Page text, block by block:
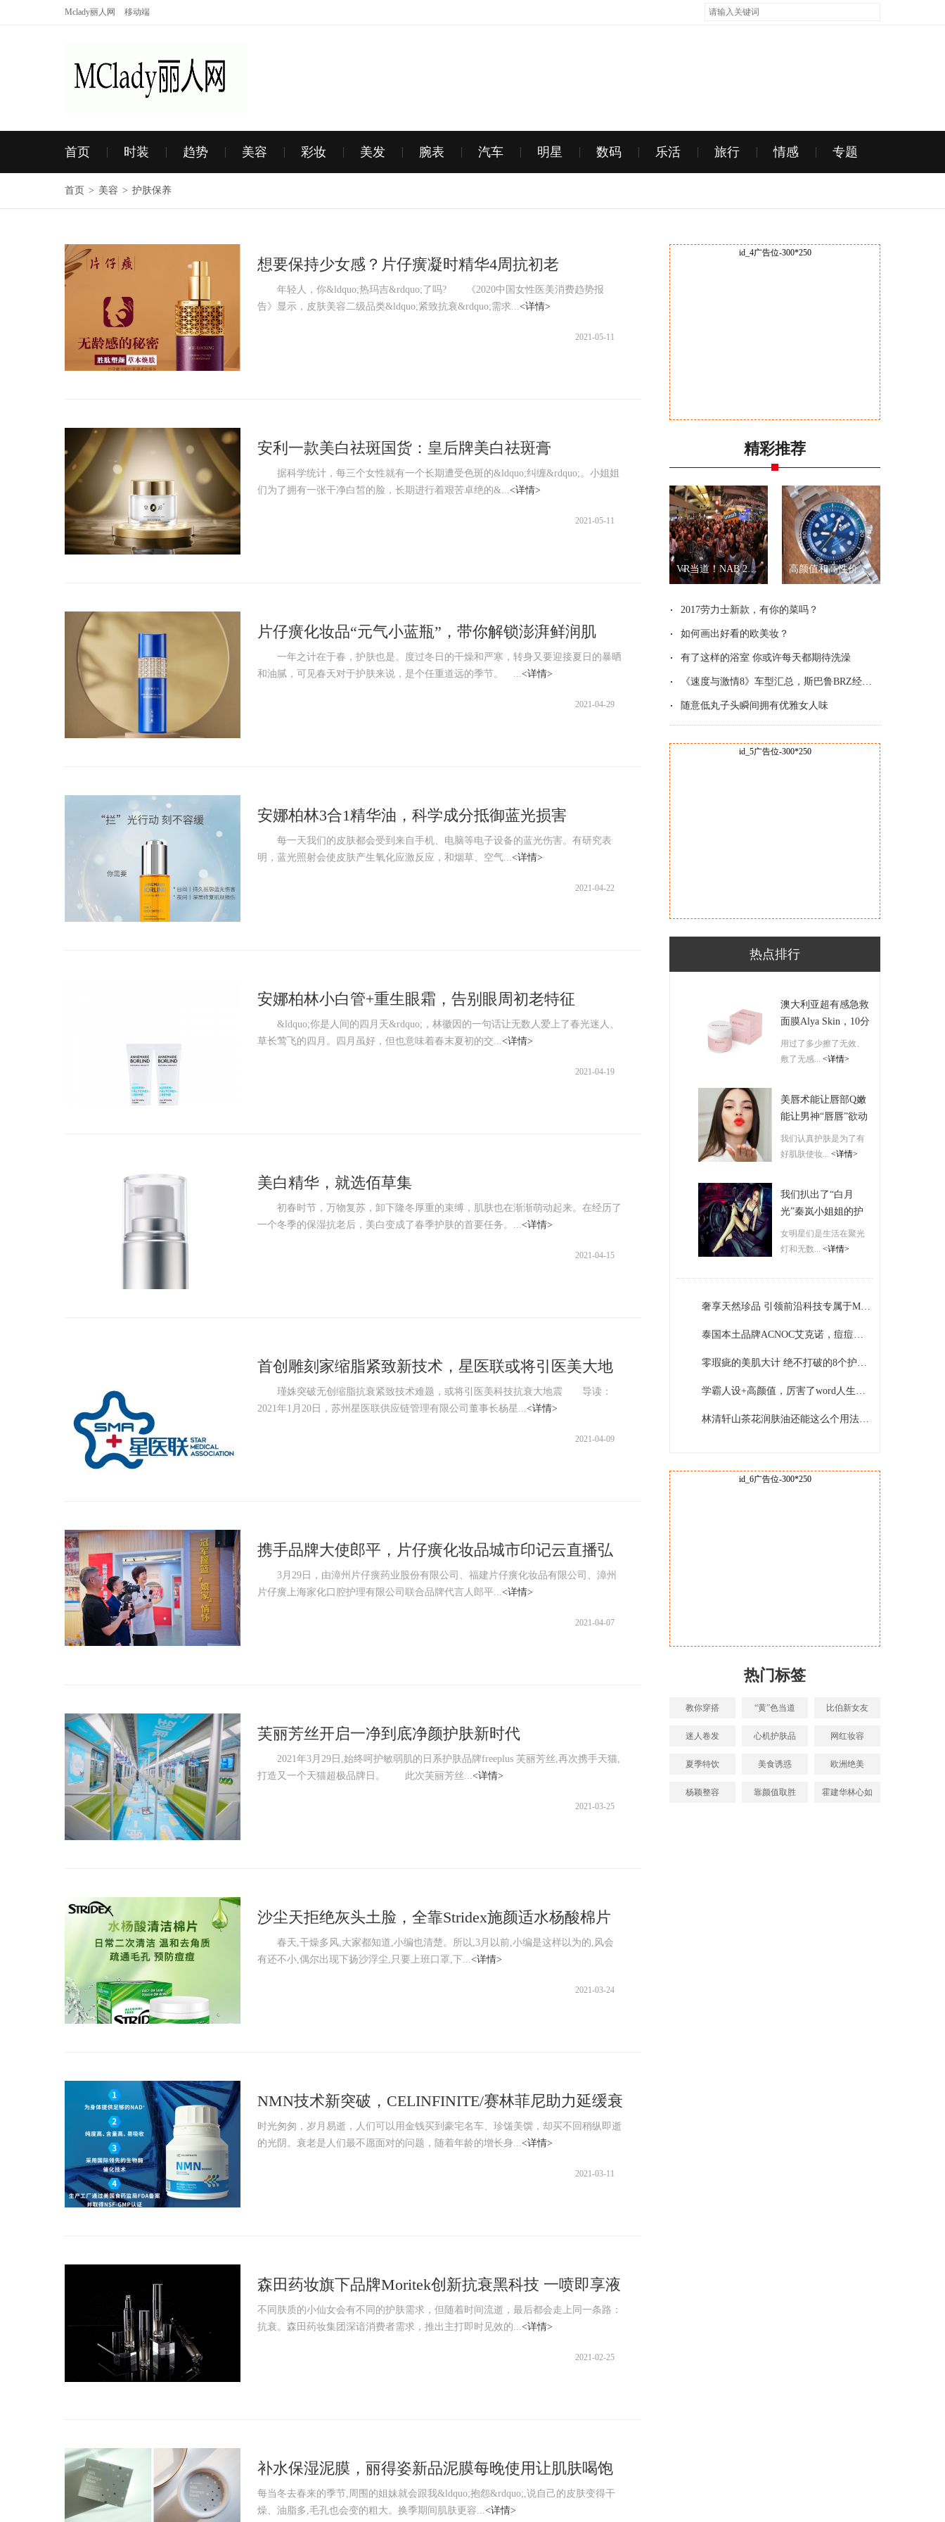
Mclady丽人网 移动端
首页 时装 趋势 美容 彩妆 美发 腕表 汽车 明星 数码 乐活 旅行 情感 专题
首页 > 美容 > 护肤保养
想要保持少女感？片仔癀凝时精华4周抗初老
年轻人，你&ldquo;热玛吉&rdquo;了吗? 《2020中国女性医美消费趋势报
告》显示，皮肤美容二级品类&ldquo;紧致抗衰&rdquo;需求...<详情>
2021-05-11
安利一款美白祛斑国货：皇后牌美白祛斑膏
据科学统计，每三个女性就有一个长期遭受色斑的&ldquo;纠缠&rdquo;。小姐姐
们为了拥有一张干净白皙的脸，长期进行着艰苦卓绝的&...<详情>
2021-05-11
片仔癀化妆品“元气小蓝瓶”，带你解锁澎湃鲜润肌
一年之计在于春，护肤也是。度过冬日的干燥和严寒，转身又要迎接夏日的暴晒
和油腻，可见春天对于护肤来说，是个任重道远的季节。 ...<详情>
2021-04-29
安娜柏林3合1精华油，科学成分抵御蓝光损害
每一天我们的皮肤都会受到来自手机、电脑等电子设备的蓝光伤害。有研究表
明，蓝光照射会使皮肤产生氧化应激反应，和烟草、空气...<详情>
2021-04-22
安娜柏林小白管+重生眼霜，告别眼周初老特征
&ldquo;你是人间的四月天&rdquo;，林徽因的一句话让无数人爱上了春光迷人、
草长莺飞的四月。四月虽好，但也意味着春末夏初的交...<详情>
2021-04-19
美白精华，就选佰草集
初春时节，万物复苏，卸下隆冬厚重的束缚，肌肤也在渐渐萌动起来。在经历了
一个冬季的保湿抗老后，美白变成了春季护肤的首要任务。...<详情>
2021-04-15
首创雕刻家缩脂紧致新技术，星医联或将引医美大地
瑾姝突破无创缩脂抗衰紧致技术难题，或将引医美科技抗衰大地震 导读：
2021年1月20日，苏州星医联供应链管理有限公司董事长杨星...<详情>
2021-04-09
携手品牌大使郎平，片仔癀化妆品城市印记云直播弘
扬传承之美
3月29日，由漳州片仔癀药业股份有限公司、福建片仔癀化妆品有限公司、漳州
片仔癀上海家化口腔护理有限公司联合品牌代言人郎平...<详情>
2021-04-07
芙丽芳丝开启一净到底净颜护肤新时代
2021年3月29日,始终呵护敏弱肌的日系护肤品牌freeplus 芙丽芳丝,再次携手天猫,
打造又一个天猫超极品牌日。 此次芙丽芳丝...<详情>
2021-03-25
沙尘天拒绝灰头土脸，全靠Stridex施颜适水杨酸棉片
春天,干燥多风,大家都知道,小编也清楚。所以,3月以前,小编是这样以为的,风会
有还不小,偶尔出现下扬沙浮尘,只要上班口罩,下...<详情>
2021-03-24
NMN技术新突破，CELINFINITE/赛林菲尼助力延缓衰
老
时光匆匆，岁月易逝，人们可以用金钱买到豪宅名车、珍馐美馔，却买不回稍纵即逝
的光阴。衰老是人们最不愿面对的问题，随着年龄的增长身...<详情>
2021-03-11
森田药妆旗下品牌Moritek创新抗衰黑科技 一喷即享液
体热玛吉
不同肤质的小仙女会有不同的护肤需求，但随着时间流逝，最后都会走上同一条路：
抗衰。森田药妆集团深谙消费者需求，推出主打即时见效的...<详情>
2021-02-25
补水保湿泥膜，丽得姿新品泥膜每晚使用让肌肤喝饱
水分
每当冬去春来的季节,周围的姐妹就会跟我&ldquo;抱怨&rdquo;,说自己的皮肤变得干
燥、油脂多,毛孔也会变的粗大。换季期间肌肤更容...<详情>
id_4广告位-300*250
精彩推荐
VR当道！NAB 2017展会全景拍摄新品一览 高颜值和高性价比？就是精工“乌龟”和“武士”
2017劳力士新款，有你的菜吗？
如何画出好看的欧美妆？
有了这样的浴室 你或许每天都期待洗澡
《速度与激情8》车型汇总，斯巴鲁BRZ经典改
随意低丸子头瞬间拥有优雅女人味
id_5广告位-300*250
热点排行
澳大利亚超有感急救
面膜Alya Skin，10分
钟带来神仙高光肌！
用过了多少擦了无效、
敷了无感... <详情>
美唇术能让唇部Q嫩
能让男神“唇唇”欲动
我们认真护肤是为了有
好肌肤使妆... <详情>
我们扒出了“白月
光”秦岚小姐姐的护
肤保湿秘诀-------
ORBIS
女明星们是生活在聚光
灯和无数... <详情>
奢享天然珍品 引领前沿科技专属于MiriamQuevedo迷莲卡薇的理念与创新
泰国本土品牌ACNOC艾克诺，痘痘肌的福音
零瑕疵的美肌大计 绝不打破的8个护肤原则
学霸人设+高颜值，厉害了word人生赢家关晓彤
林清轩山茶花润肤油还能这么个用法？太优秀了吧！
id_6广告位-300*250
热门标签
教你穿搭 “黄”色当道 比伯新女友
迷人卷发 心机护肤品 网红妆容
夏季特饮 美食诱惑 欧洲绝美
杨颖整容 靠颜值取胜 霍建华林心如